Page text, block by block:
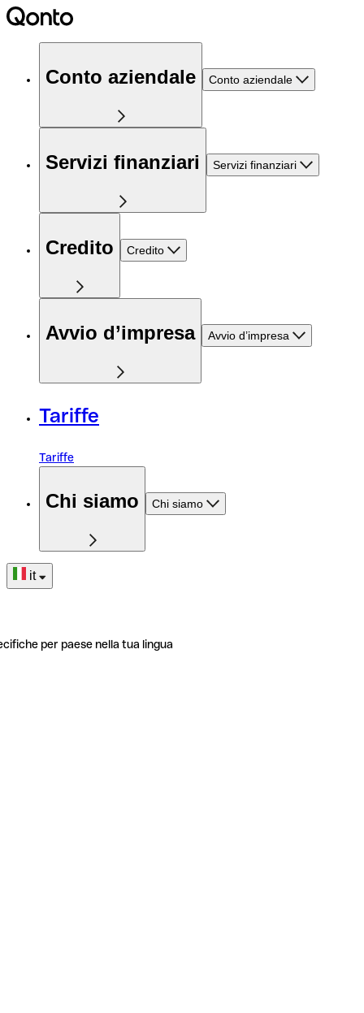
Conto aziendale Conto aziendale
Servizi finanziari Servizi finanziari
Credito Credito
Avvio d’impresa Avvio d’impresa
Tariffe
Tariffe
Chi siamo Chi siamo
it
per paese nella tua lingua